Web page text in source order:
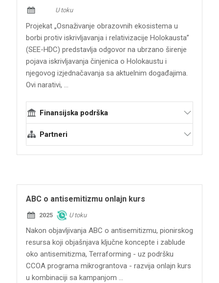
U toku
Projekat „Osnaživanje obrazovnih ekosistema u
borbi protiv iskrivljavanja i relativizacije Holokausta”
(SEE-HDC) predstavlja odgovor na ubrzano širenje
pojava iskrivljavanja činjenica o Holokaustu i
njegovog izjednačavanja sa aktuelnim događajima.
Ovi narativi, ...
Finansijska podrška
Evropska unija - program Građani,
Partneri
KIgA
Jevrejsko udruženje Čolent
Dijalog zs
ABC o antisemitizmu onlajn kurs
2025 U toku
Nakon objavljivanja ABC o antisemitizmu, pionirskog
resursa koji objašnjava ključne koncepte i zablude
oko antisemitizma, Terraforming - uz podršku
CCOA programa mikrograntova - razvija onlajn kurs
u kombinaciji sa kampanjom ...